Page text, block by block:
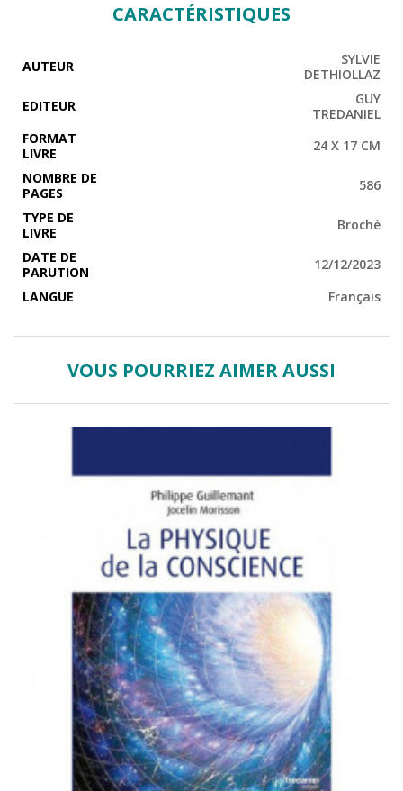
CARACTÉRISTIQUES
AUTEUR
SYLVIE
DETHIOLLAZ
EDITEUR
GUY
TREDANIEL
FORMAT
LIVRE
24 X 17 CM
NOMBRE DE
PAGES
586
TYPE DE
LIVRE
Broché
DATE DE
PARUTION
12/12/2023
LANGUE
Français
VOUS POURRIEZ AIMER AUSSI